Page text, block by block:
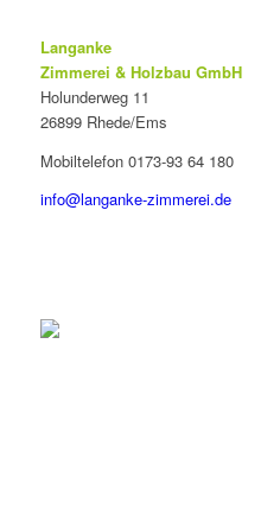
Langanke
Zimmerei & Holzbau GmbH
Holunderweg 11
26899 Rhede/Ems
Mobiltelefon 0173-93 64 180
info@langanke-zimmerei.de